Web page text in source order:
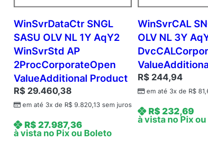
WinSvrDataCtr SNGL
SASU OLV NL 1Y AqY2
WinSvrStd AP
2ProcCorporateOpen
ValueAdditional Product
R$ 29.460,38
em até 3x de R$ 9.820,13 sem juros
R$27.987,36
à vista no Pix ou Boleto
WinSvrCAL
OLV NL 3Y
R$ 244,94
em até 3x de R$
R$232,69
à vista no Pix